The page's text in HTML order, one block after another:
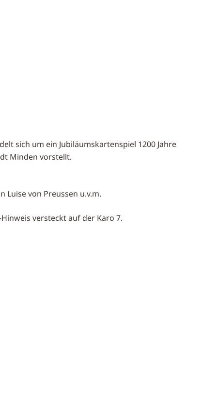
sich um ein Jubiläumskartenspiel 1200 Jahre
Minden vorstellt.
Luise von Preussen u.v.m.
versteckt auf der Karo 7.